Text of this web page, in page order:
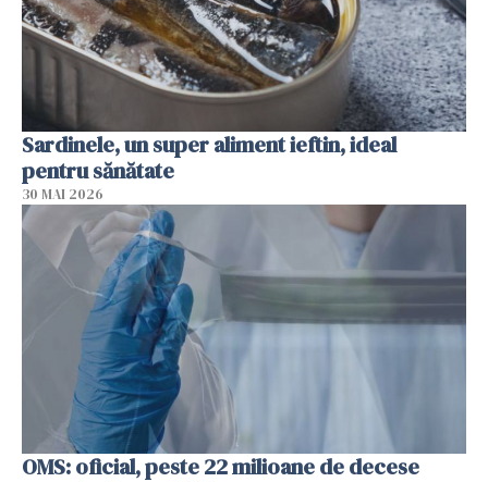
Sardinele, un super aliment ieftin, ideal
pentru sănătate
30 MAI 2026
OMS: oficial, peste 22 milioane de decese